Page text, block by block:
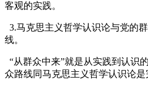
客观的实践。
3.马克思主义哲学认识论与党的
线。
“从群众中来”就是从实践到认识
众路线同马克思主义哲学认识论